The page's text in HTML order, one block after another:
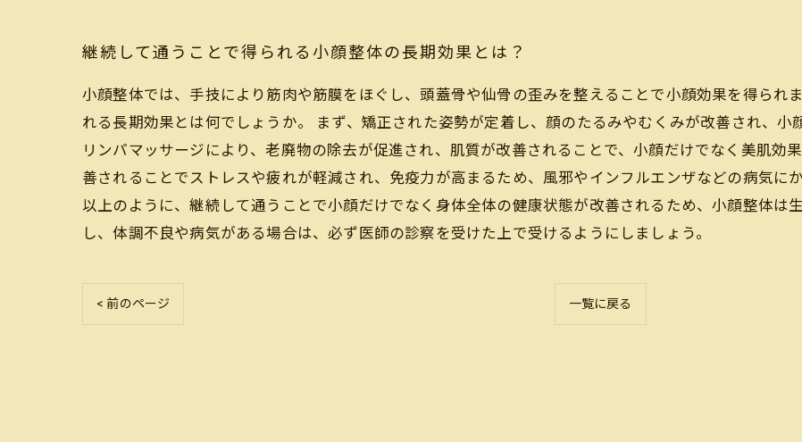
継続して通うことで得られる小顔整体の長期効果とは？
小顔整体では、手技により筋肉や筋膜をほぐし、頭蓋骨や仙骨の歪みを整えることで小顔効果を得られ
れる長期効果とは何でしょうか。 まず、矯正された姿勢が定着し、顔のたるみやむくみが改善され、小
リンパマッサージにより、老廃物の除去が促進され、肌質が改善されることで、小顔だけでなく美肌効
善されることでストレスや疲れが軽減され、免疫力が高まるため、風邪やインフルエンザなどの病気に
以上のように、継続して通うことで小顔だけでなく身体全体の健康状態が改善されるため、小顔整体は
し、体調不良や病気がある場合は、必ず医師の診察を受けた上で受けるようにしましょう。
< 前のページ 一覧に戻る